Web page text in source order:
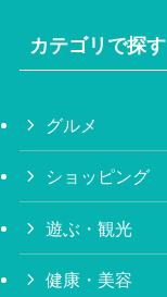
カテゴリで探す
グルメ
ショッピング
遊ぶ・観光
健康・美容